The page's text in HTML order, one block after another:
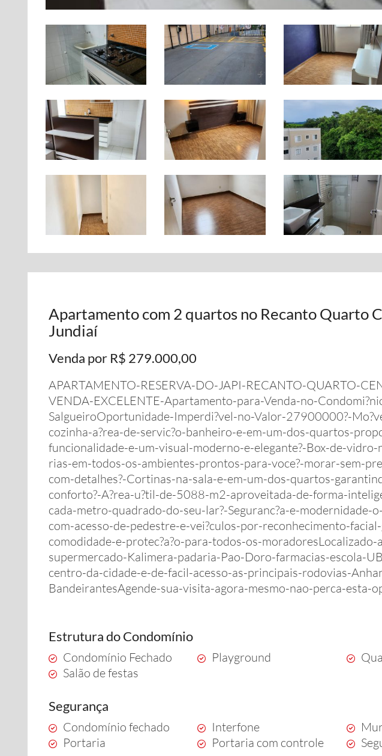
Apartamento com 2 quartos no Recanto Quarto
Jundiaí
Venda por R$ 279.000,00
APARTAMENTO-RESERVA-DO-JAPI-RECANTO-QUARTO-
VENDA-EXCELENTE-Apartamento-para-Venda-no-
SalgueiroOportunidade-Imperdi?vel-no-Valor-27900000?-
cozinha-a?rea-de-servic?o-banheiro-e-em-um-dos-quartos-
funcionalidade-e-um-visual-moderno-e-elegante?-Box-de-
rias-em-todos-os-ambientes-prontos-para-voce?-morar-sem-
com-detalhes?-Cortinas-na-sala-e-em-um-dos-quartos-
conforto?-A?rea-u?til-de-5088-m2-aproveitada-de-forma-
cada-metro-quadrado-do-seu-lar?-Seguranc?a-e-modernidade-
com-acesso-de-pedestre-e-vei?culos-por-reconhecimento-
comodidade-e-protec?a?o-para-todos-os-moradoresLocalizado-
supermercado-Kalimera-padaria-Pao-Doro-farmacias-escola-
centro-da-cidade-e-de-facil-acesso-as-principais-rodovias-
BandeirantesAgende-sua-visita-agora-mesmo-nao-perca-esta-
Estrutura do Condomínio
Condomínio Fechado Playground
Salão de festas
Segurança
Condomínio fechado Interfone
Portaria
Portaria com controle